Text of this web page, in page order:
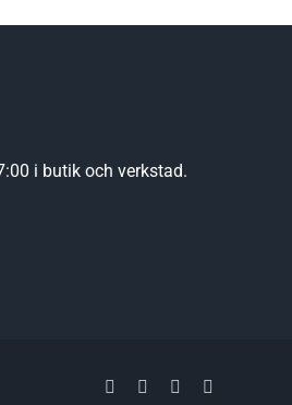
i butik och verkstad.
FacebookYouTubeLinkedIn